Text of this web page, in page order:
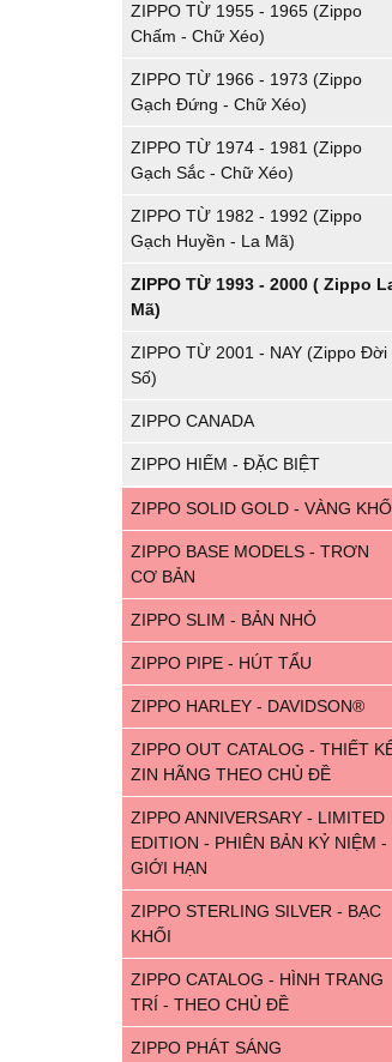
ZIPPO TỪ 1955 - 1965 (Zippo
Chấm - Chữ Xéo)
ZIPPO TỪ 1966 - 1973 (Zippo
Gạch Đứng - Chữ Xéo)
ZIPPO TỪ 1974 - 1981 (Zippo
Gạch Sắc - Chữ Xéo)
ZIPPO TỪ 1982 - 1992 (Zippo
Gạch Huyền - La Mã)
ZIPPO TỪ 1993 - 2000 ( Zippo
Mã)
ZIPPO TỪ 2001 - NAY (Zippo Đời
Số)
ZIPPO CANADA
ZIPPO HIẾM - ĐẶC BIỆT
ZIPPO SOLID GOLD - VÀNG
ZIPPO BASE MODELS - TRƠN
CƠ BẢN
ZIPPO SLIM - BẢN NHỎ
ZIPPO PIPE - HÚT TẨU
ZIPPO HARLEY - DAVIDSON®
ZIPPO OUT CATALOG - THIẾT
ZIN HÃNG THEO CHỦ ĐỀ
ZIPPO ANNIVERSARY - LIMITED
EDITION - PHIÊN BẢN KỶ NIỆM -
GIỚI HẠN
ZIPPO STERLING SILVER - BẠC
KHỐI
ZIPPO CATALOG - HÌNH TRANG
TRÍ - THEO CHỦ ĐỀ
ZIPPO PHÁT SÁNG